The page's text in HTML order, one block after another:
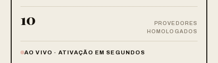
10
PROVEDORES
HOMOLOGADOS
AO VIVO · ATIVAÇÃO EM SEGUNDOS